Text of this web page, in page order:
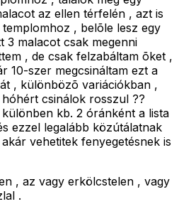
az ellen térfelén , azt is
, belõle lesz egy
3 malacot csak megenni
, de csak felzabáltam õket ,
10-szer megcsináltam ezt a
, különbözõ variációkban ,
csinálok rosszul ??
kb. 2 óránként a lista
ezzel legalább közútálatnak
vehetitek fenyegetésnek is
, az vagy erkölcstelen , vagy
.